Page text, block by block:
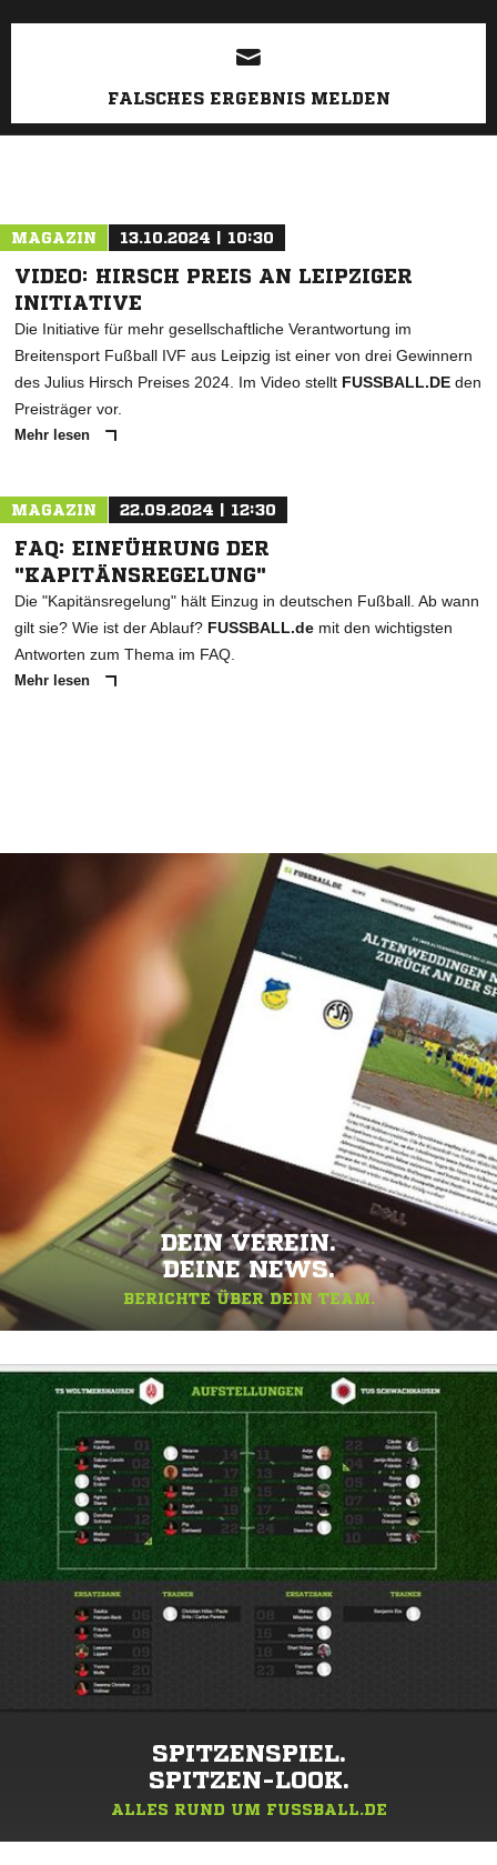
FALSCHES ERGEBNIS MELDEN
MAGAZIN 13.10.2024 | 10:30
VIDEO: HIRSCH PREIS AN LEIPZIGER
INITIATIVE
Die Initiative für mehr gesellschaftliche Verantwortung im
Breitensport Fußball IVF aus Leipzig ist einer von drei Gewinnern
des Julius Hirsch Preises 2024. Im Video stellt FUSSBALL.DE den
Preisträger vor.
Mehr lesen
MAGAZIN 22.09.2024 | 12:30
FAQ: EINFÜHRUNG DER
"KAPITÄNSREGELUNG"
Die "Kapitänsregelung" hält Einzug in deutschen Fußball. Ab wann
gilt sie? Wie ist der Ablauf? FUSSBALL.de mit den wichtigsten
Antworten zum Thema im FAQ.
Mehr lesen
DEIN VEREIN.
DEINE NEWS.
BERICHTE ÜBER DEIN TEAM.
SPITZENSPIEL.
SPITZEN-LOOK.
ALLES RUND UM FUSSBALL.DE